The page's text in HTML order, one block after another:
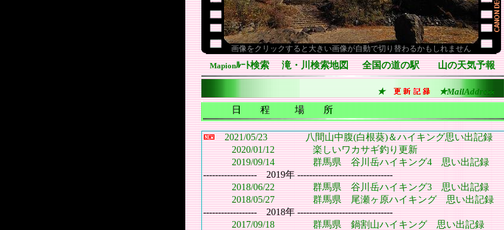
画像をクリックすると大きい画像が自動で切り替わるかもしれません
Mapionﾙｰﾄ検索 滝・川検索地図 全国の道の駅 山の天気予報
★ ★MailAddress
日 程 場 所
2021/05/23 八間山中腹(白根葵)＆ハイキング思い出記録
2020/01/12 楽しいワカサギ釣り更新
2019/09/14 群馬県 谷川岳ハイキング4 思い出記録
------------------ 2019年 --------------------------------
2018/06/22 群馬県 谷川岳ハイキング3 思い出記録
2018/05/27 群馬県 尾瀬ヶ原ハイキング 思い出記録
------------------ 2018年 --------------------------------
2017/09/18 群馬県 鍋割山ハイキング 思い出記録